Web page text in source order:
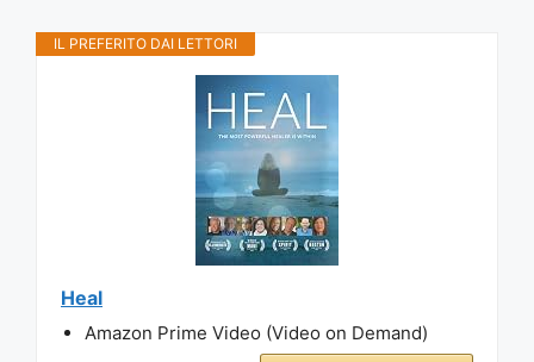
IL PREFERITO DAI LETTORI
Heal
Amazon Prime Video (Video on Demand)